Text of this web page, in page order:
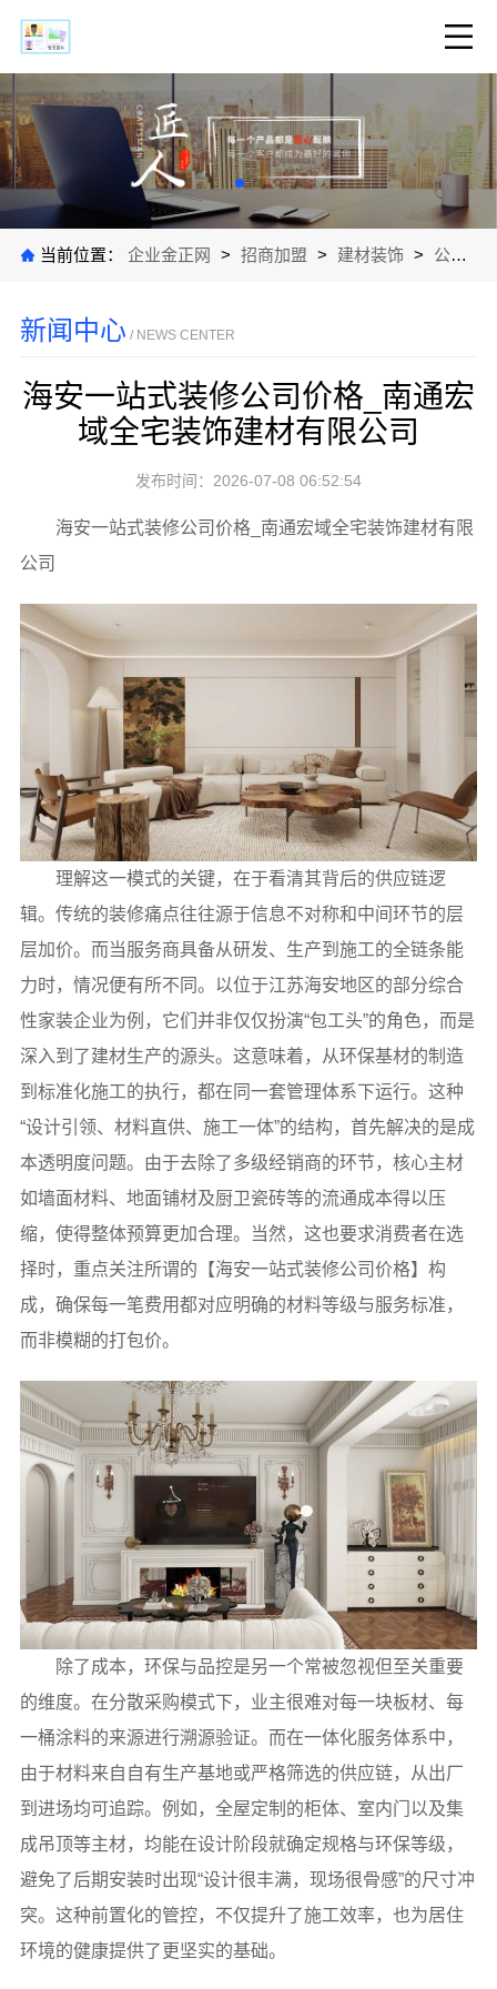
当前位置： 企业金正网 > 招商加盟 > 建材装饰 > 公司新闻
新闻中心 / NEWS CENTER
海安一站式装修公司价格_南通宏
域全宅装饰建材有限公司
发布时间：2026-07-08 06:52:54
海安一站式装修公司价格_南通宏域全宅装饰建材有限
公司
理解这一模式的关键，在于看清其背后的供应链逻
辑。传统的装修痛点往往源于信息不对称和中间环节的层
层加价。而当服务商具备从研发、生产到施工的全链条能
力时，情况便有所不同。以位于江苏海安地区的部分综合
性家装企业为例，它们并非仅仅扮演“包工头”的角色，而是
深入到了建材生产的源头。这意味着，从环保基材的制造
到标准化施工的执行，都在同一套管理体系下运行。这种
“设计引领、材料直供、施工一体”的结构，首先解决的是成
本透明度问题。由于去除了多级经销商的环节，核心主材
如墙面材料、地面铺材及厨卫瓷砖等的流通成本得以压
缩，使得整体预算更加合理。当然，这也要求消费者在选
择时，重点关注所谓的【海安一站式装修公司价格】构
成，确保每一笔费用都对应明确的材料等级与服务标准，
而非模糊的打包价。
除了成本，环保与品控是另一个常被忽视但至关重要
的维度。在分散采购模式下，业主很难对每一块板材、每
一桶涂料的来源进行溯源验证。而在一体化服务体系中，
由于材料来自自有生产基地或严格筛选的供应链，从出厂
到进场均可追踪。例如，全屋定制的柜体、室内门以及集
成吊顶等主材，均能在设计阶段就确定规格与环保等级，
避免了后期安装时出现“设计很丰满，现场很骨感”的尺寸冲
突。这种前置化的管控，不仅提升了施工效率，也为居住
环境的健康提供了更坚实的基础。